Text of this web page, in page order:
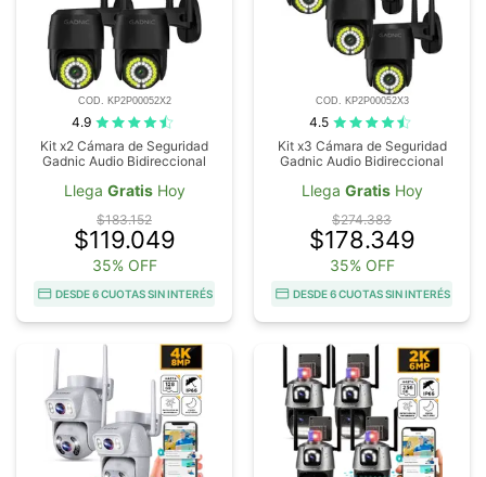
COD. KP2P00052X2
4.9
Kit x2 Cámara de Seguridad
Gadnic Audio Bidireccional
Llega GratisHoy
$183.152
$119.049
35% OFF
DESDE 6 CUOTAS SIN INTERÉS
COD. KP2P00052X3
4.5
Kit x3 Cámara de Seguridad
Gadnic Audio Bidireccional
Llega GratisHoy
$274.383
$178.349
35% OFF
DESDE 6 CUOTAS SIN INTERÉS